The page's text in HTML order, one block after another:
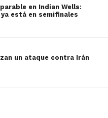
en Indian Wells:
está en semifinales
un ataque contra Irán